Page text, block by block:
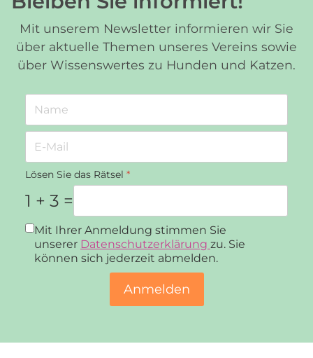
Mit unserem Newsletter informieren wir Sie
über aktuelle Themen unseres Vereins sowie
über Wissenswertes zu Hunden und Katzen.
Lösen Sie das Rätsel *
1 + 3 =
Datenschutz*
Mit Ihrer Anmeldung stimmen Sie
unserer Datenschutzerklärung zu. Sie
können sich jederzeit abmelden.
Anmelden